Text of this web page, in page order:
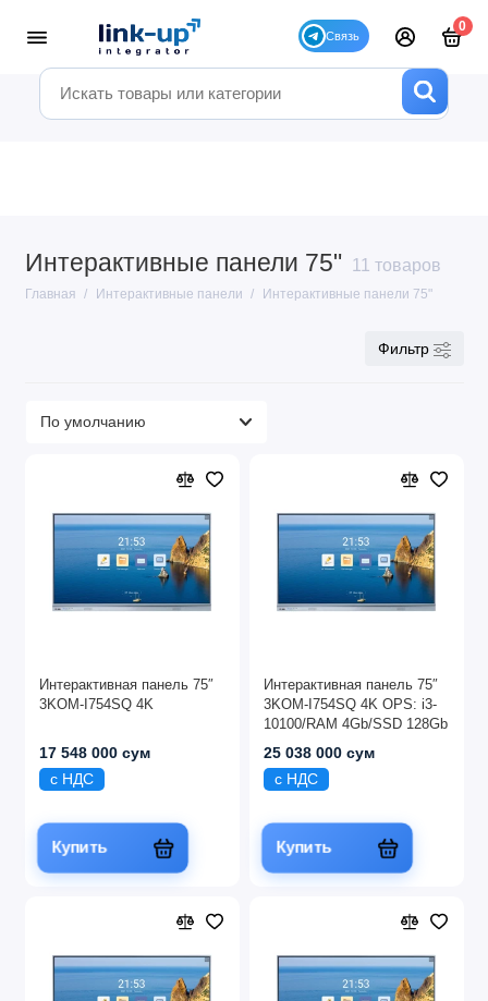
0
Интерактивные панели 75" 11 товаров
Главная Интерактивные панели Интерактивные панели 75"
Фильтр
Интерактивная панель 75″
3KOM-I754SQ 4K
17 548 000 сум
с НДС
Купить
Интерактивная панель 75″
3KOM-I754SQ 4K OPS: i3-
10100/RAM 4Gb/SSD 128Gb
25 038 000 сум
с НДС
Купить